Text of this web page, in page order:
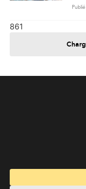
Services